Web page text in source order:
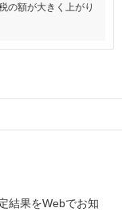
の額が大きく上がり
結果をWebでお知